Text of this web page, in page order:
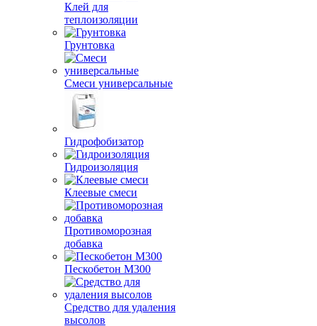
Клей для
теплоизоляции
Грунтовка
Смеси универсальные
Гидрофобизатор
Гидроизоляция
Клеевые смеси
Противоморозная
добавка
Пескобетон М300
Средство для удаления
высолов